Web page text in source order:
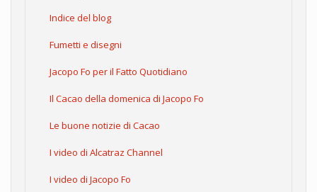
Indice del blog
Fumetti e disegni
Jacopo Fo per il Fatto Quotidiano
Il Cacao della domenica di Jacopo Fo
Le buone notizie di Cacao
I video di Alcatraz Channel
I video di Jacopo Fo